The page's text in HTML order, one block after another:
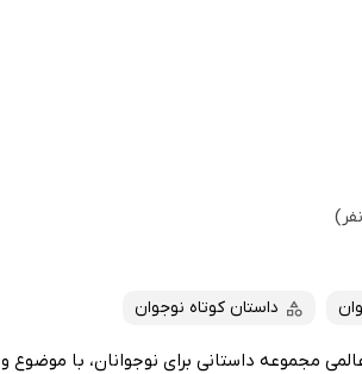
داستان کوتاه نوجوان
مجموعه داستانی برای نوجوانان، با